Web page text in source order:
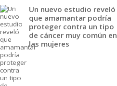
Un nuevo estudio reveló
que amamantar podría
proteger contra un tipo
de cáncer muy común en
las mujeres